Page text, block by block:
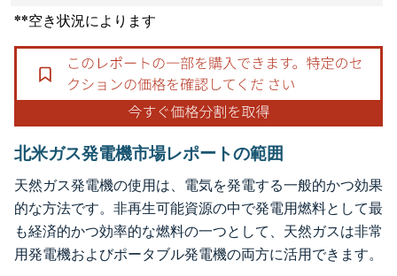
**空き状況によります
北米ガス発電機市場レポートの範囲
天然ガス発電機の使用は、電気を発電する一般的かつ効果
的な方法です。非再生可能資源の中で発電用燃料として最
も経済的かつ効率的な燃料の一つとして、天然ガスは非常
用発電機およびポータブル発電機の両方に活用できます。